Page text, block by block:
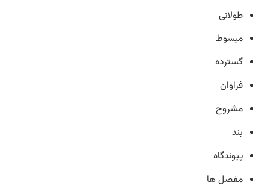
طولانی
مبسوط
گسترده
فراوان
مشروح
بند
پیوندگاه
مفصل ها